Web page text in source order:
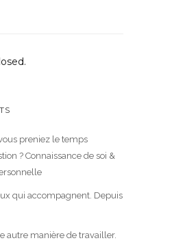
preniez le temps
? Connaissance de soi &
qui accompagnent. Depuis
autre manière de travailler.